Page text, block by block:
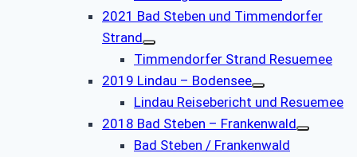
2021 Bad Steben und Timmendorfer
Strand
Timmendorfer Strand Resuemee
2019 Lindau – Bodensee
Lindau Reisebericht und Resuemee
2018 Bad Steben – Frankenwald
Bad Steben / Frankenwald